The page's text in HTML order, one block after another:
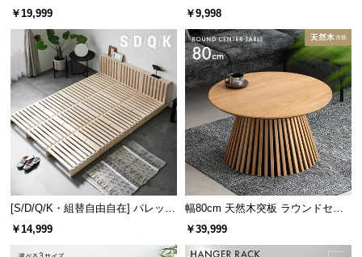
レーム ダイニング 大理石調 4人掛
￥19,999
ズシェルチェア
￥9,998
[S/D/Q/K・組替自由自在] パレット
ベッド 8/12/16枚セット
￥14,999
幅80cm 天然木突板 ラウンドセン
ターテーブル 美しい格子デザイン
￥39,999